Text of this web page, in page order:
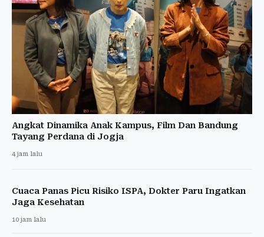
Angkat Dinamika Anak Kampus, Film Dan Bandung
Tayang Perdana di Jogja
4 jam lalu
Cuaca Panas Picu Risiko ISPA, Dokter Paru Ingatkan
Jaga Kesehatan
10 jam lalu